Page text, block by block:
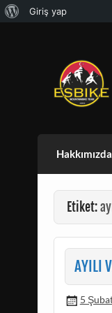
WordPress
Giriş yap
Skip
Hakkımızda
Etiket:
AYILI
5